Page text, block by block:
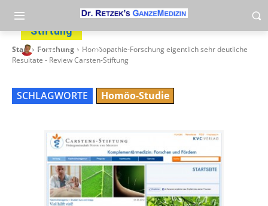
Start Forschung
Homöopathie-Forschung eigentlich sehr deutliche
Resultate - Review Carsten-Stiftung
deutliche Resultate – Review Carsten-
Stiftung
By heli - 3. June 2012
SCHLAGWORTE Homöo-Studie